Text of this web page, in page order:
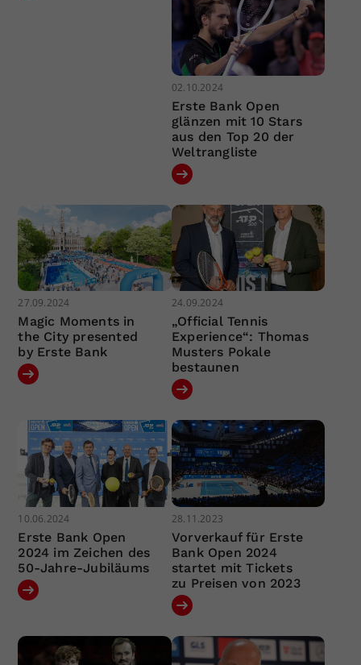
02.10.2024
Erste Bank Open
glänzen mit 10 Stars
aus den Top 20 der
Weltrangliste
27.09.2024
Magic Moments in
the City presented
by Erste Bank
24.09.2024
„Official Tennis
Experience“: Thomas
Musters Pokale
bestaunen
10.06.2024
Erste Bank Open
2024 im Zeichen des
50-Jahre-Jubiläums
28.11.2023
Vorverkauf für Erste
Bank Open 2024
startet mit Tickets
zu Preisen von 2023